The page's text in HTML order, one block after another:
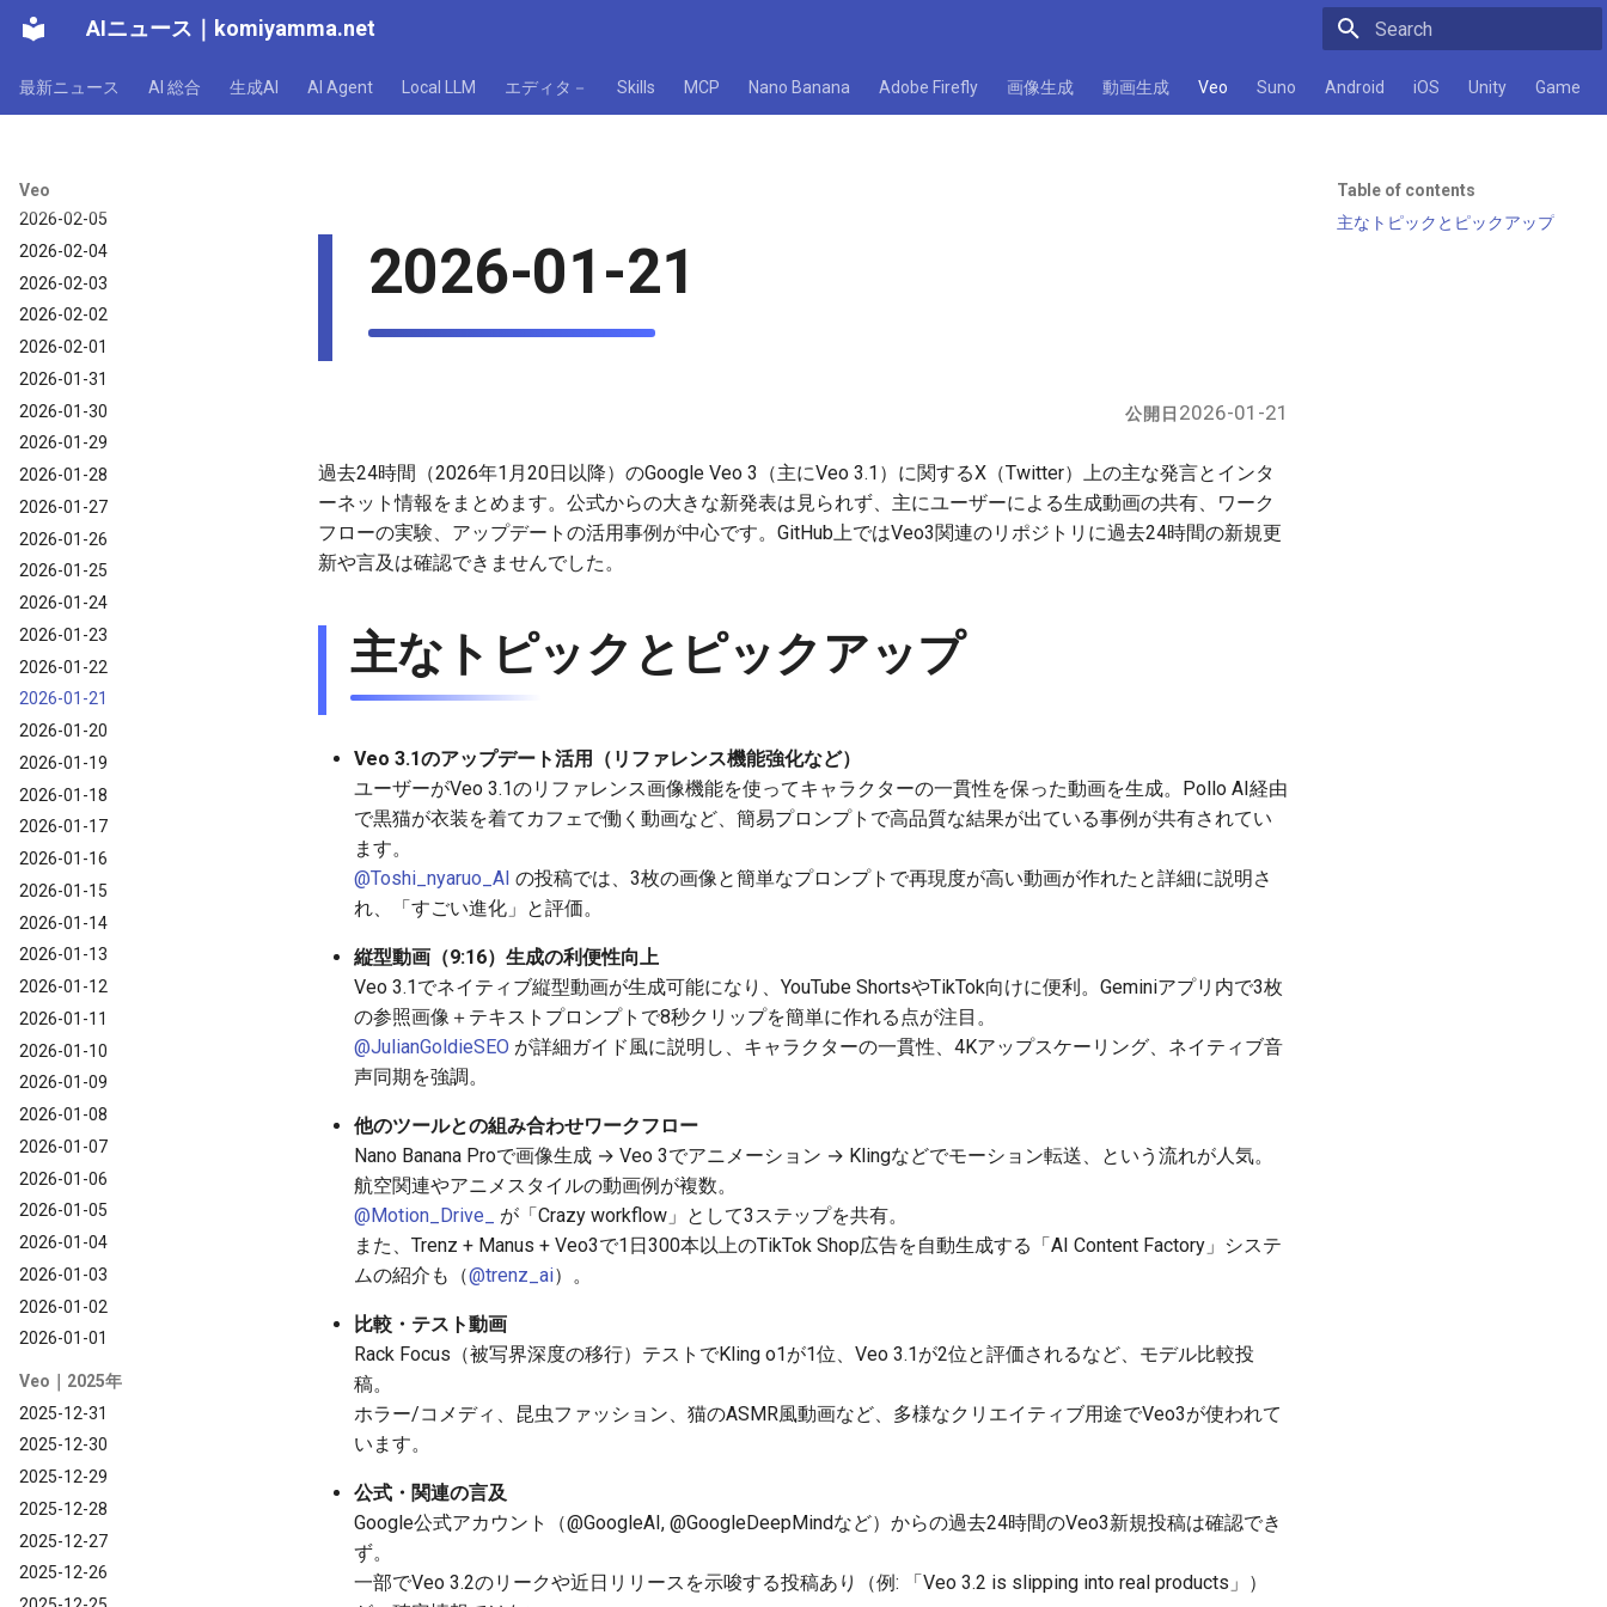
AIニュース komiyamma.net
最新ニュース AI 総合 生成AI AI Agent Local LLM エディタ－ Skills MCP Nano Banana Adobe Firefly 画像生成 動画生成 Veo Suno Android iOS Unity Game
Veo
2026-02-11
2026-02-09
2026-02-06
2026-02-05
2026-02-04
2026-02-03
2026-02-02
2026-02-01
2026-01-31
2026-01-30
2026-01-29
2026-01-28
2026-01-27
2026-01-26
2026-01-25
2026-01-24
2026-01-23
2026-01-22
2026-01-21
2026-01-20
2026-01-19
2026-01-18
2026-01-17
2026-01-16
2026-01-15
2026-01-14
2026-01-13
2026-01-12
2026-01-11
2026-01-10
2026-01-09
2026-01-08
2026-01-07
2026-01-06
2026-01-05
2026-01-04
2026-01-03
2026-01-02
2026-01-01
Veo｜2025年
2025-12-31
2025-12-30
2025-12-29
2025-12-28
2025-12-27
2025-12-26
Table of contents
主なトピックとピックアップ
2026-01-21
公開日 2026-01-21
過去24時間（2026年1月20日以降）のGoogle Veo 3（主にVeo 3.1）に関するX（Twitter）上の主な発言とインタ
ーネット情報をまとめます。公式からの大きな新発表は見られず、主にユーザーによる生成動画の共有、ワーク
フローの実験、アップデートの活用事例が中心です。GitHub上ではVeo3関連のリポジトリに過去24時間の新規更
新や言及は確認できませんでした。
主なトピックとピックアップ
Veo 3.1のアップデート活用（リファレンス機能強化など）
ユーザーがVeo 3.1のリファレンス画像機能を使ってキャラクターの一貫性を保った動画を生成。Pollo AI経由
で黒猫が衣装を着てカフェで働く動画など、簡易プロンプトで高品質な結果が出ている事例が共有されてい
ます。
@Toshi_nyaruo_AI の投稿では、3枚の画像と簡単なプロンプトで再現度が高い動画が作れたと詳細に説明さ
れ、「すごい進化」と評価。
縦型動画（9:16）生成の利便性向上
Veo 3.1でネイティブ縦型動画が生成可能になり、YouTube ShortsやTikTok向けに便利。Geminiアプリ内で3枚
の参照画像＋テキストプロンプトで8秒クリップを簡単に作れる点が注目。
@JulianGoldieSEO が詳細ガイド風に説明し、キャラクターの一貫性、4Kアップスケーリング、ネイティブ音
声同期を強調。
他のツールとの組み合わせワークフロー
Nano Banana Proで画像生成 → Veo 3でアニメーション → Klingなどでモーション転送、という流れが人気。
航空関連やアニメスタイルの動画例が複数。
@Motion_Drive_
が「Crazy workflow」として3ステップを共有。
また、Trenz + Manus + Veo3で1日300本以上のTikTok Shop広告を自動生成する「AI Content Factory」システ
ムの紹介も（@trenz_ai）。
比較・テスト動画
Rack Focus（被写界深度の移行）テストでKling o1が1位、Veo 3.1が2位と評価されるなど、モデル比較投
稿。
ホラー/コメディ、昆虫ファッション、猫のASMR風動画など、多様なクリエイティブ用途でVeo3が使われて
います。
公式・関連の言及
Google公式アカウント（@GoogleAI, @GoogleDeepMindなど）からの過去24時間のVeo3新規投稿は確認でき
ず。
一部でVeo 3.2のリークや近日リリースを示唆する投稿あり（例: 「Veo 3.2 is slipping into real products」）